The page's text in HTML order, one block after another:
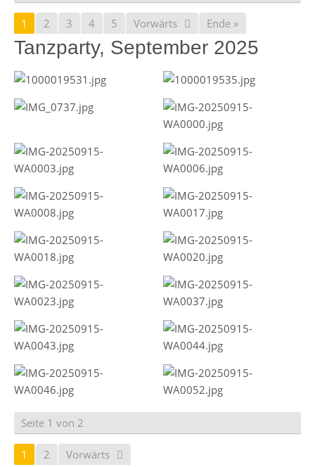
1 2 3 4 5 Vorwärts Ende »
Tanzparty, September 2025
Seite 1 von 2
1 2 Vorwärts